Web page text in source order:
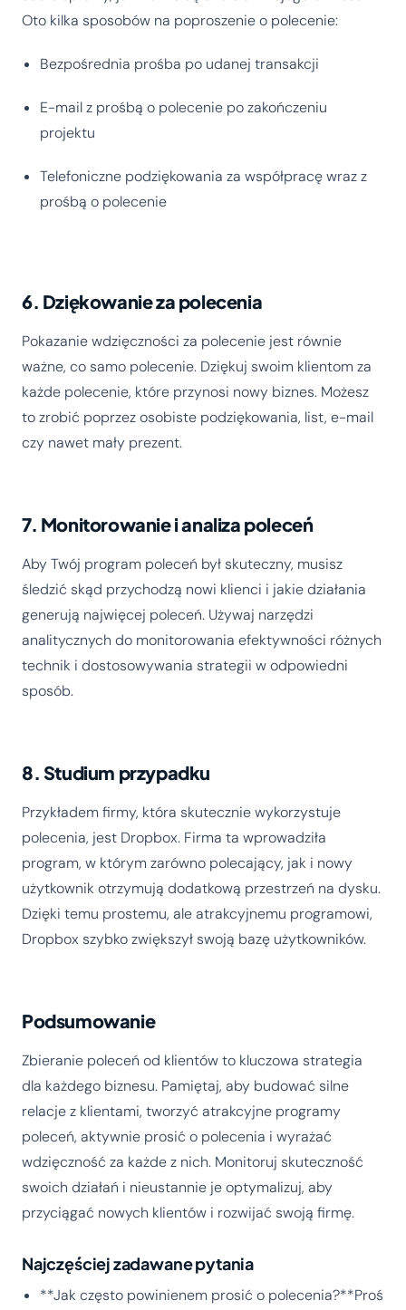
Oto kilka sposobów na poproszenie o polecenie:
Bezpośrednia prośba po udanej transakcji
E-mail z prośbą o polecenie po zakończeniu
projektu
Telefoniczne podziękowania za współpracę wraz z
prośbą o polecenie
6. Dziękowanie za polecenia
Pokazanie wdzięczności za polecenie jest równie
ważne, co samo polecenie. Dziękuj swoim klientom za
każde polecenie, które przynosi nowy biznes. Możesz
to zrobić poprzez osobiste podziękowania, list, e-mail
czy nawet mały prezent.
7. Monitorowanie i analiza poleceń
Aby Twój program poleceń był skuteczny, musisz
śledzić skąd przychodzą nowi klienci i jakie działania
generują najwięcej poleceń. Używaj narzędzi
analitycznych do monitorowania efektywności różnych
technik i dostosowywania strategii w odpowiedni
sposób.
8. Studium przypadku
Przykładem firmy, która skutecznie wykorzystuje
polecenia, jest Dropbox. Firma ta wprowadziła
program, w którym zarówno polecający, jak i nowy
użytkownik otrzymują dodatkową przestrzeń na dysku.
Dzięki temu prostemu, ale atrakcyjnemu programowi,
Dropbox szybko zwiększył swoją bazę użytkowników.
Podsumowanie
Zbieranie poleceń od klientów to kluczowa strategia
dla każdego biznesu. Pamiętaj, aby budować silne
relacje z klientami, tworzyć atrakcyjne programy
poleceń, aktywnie prosić o polecenia i wyrażać
wdzięczność za każde z nich. Monitoruj skuteczność
swoich działań i nieustannie je optymalizuj, aby
przyciągać nowych klientów i rozwijać swoją firmę.
Najczęściej zadawane pytania
**Jak często powinienem prosić o polecenia?**Proś